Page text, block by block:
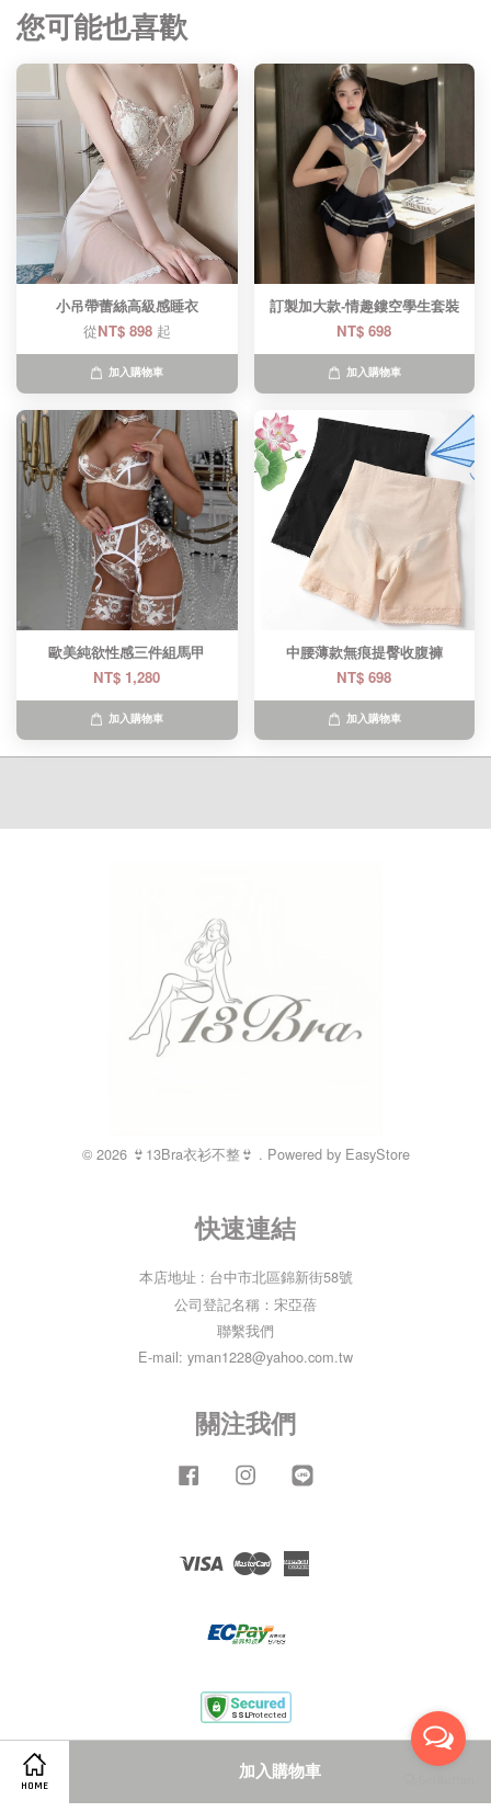
HOME
加入購物車
您可能也喜歡
小吊帶蕾絲高級感睡衣
從NT$ 898 起
加入購物車
訂製加大款-情趣鏤空學生套裝
NT$ 698
加入購物車
歐美純欲性感三件組馬甲
NT$ 1,280
加入購物車
中腰薄款無痕提臀收腹褲
NT$ 698
加入購物車
© 2026 👙13Bra衣衫不整👙 . Powered by EasyStore
快速連結
本店地址 : 台中市北區錦新街58號
公司登記名稱：宋亞蓓
聯繫我們
E-mail: yman1228@yahoo.com.tw
關注我們
Facebook Instagram
Visa Master
隱私政策|退款政策